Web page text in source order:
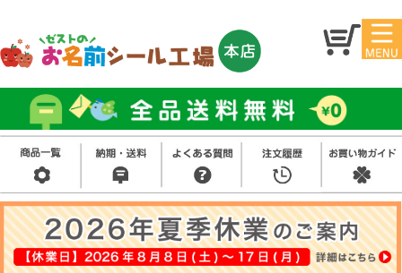
マイ
ジ
お名
前シ
ール
アイ
ロン
シー
ル
お買
い得
セッ
ト
スタ
ンプ